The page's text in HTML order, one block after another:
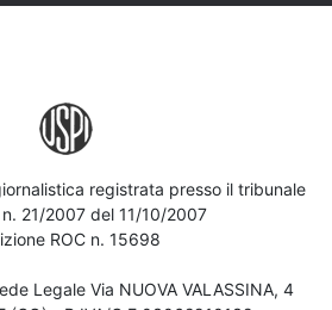
registrata presso il tribunale
21/2007 del 11/10/2007
ROC n. 15698
Legale Via NUOVA VALASSINA, 4